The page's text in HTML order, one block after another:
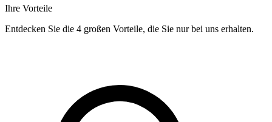
Ihre Vorteile
Entdecken Sie die 4 großen Vorteile, die Sie nur bei uns erhalten.